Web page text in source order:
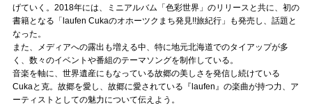
げていく。2018年には、ミニアルバム「色彩世界」のリリースと共に、初の
書籍となる「laufen Cukaのオホーツクまち発見!!旅紀行」も発売し、話題と
なった。
また、メディアへの露出も増える中、特に地元北海道でのタイアップが多
く、数々のイベントや番組のテーマソングを制作している。
音楽を軸に、世界遺産にもなっている故郷の美しさを発信し続けている
Cukaと克。故郷を愛し、故郷に愛されている『laufen』の楽曲が持つ力、ア
ーティストとしての魅力について伝えよう。